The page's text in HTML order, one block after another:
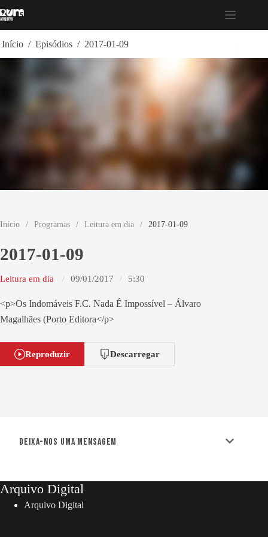
para
Início / Episódios / 2017-01-09
Início / Programas / Leitura em dia / 2017-01-09
2017-01-09
Leitura em dia 09/01/2017 5:30
<p>Os Indomáveis F.C. Nada É Impossível – Álvaro
Magalhães (Porto Editora</p>
Reproduzir Descarregar
Deixa-nos uma mensagem
Arquivo Digital
Arquivo Digital